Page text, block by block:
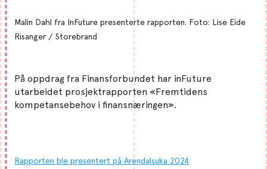
Malin Dahl fra InFuture presenterte rapporten. Foto: Lise Eide
Risanger / Storebrand
På oppdrag fra Finansforbundet har inFuture
utarbeidet prosjektrapporten «Fremtidens
kompetansebehov i finansnæringen».
Rapporten ble presentert på Arendalsuka 2024